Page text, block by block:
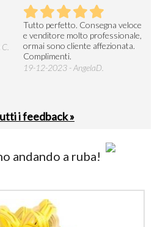
Tutto perfetto. Consegna veloce
e venditore molto professionale,
ormai sono cliente affezionata.
Complimenti.
19-12-2023 - AngelaD.
i feedback »
andando a ruba!